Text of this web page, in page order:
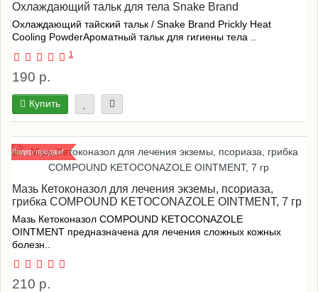
Охлаждающий тальк для тела Snake Brand
Охлаждающий тайский тальк / Snake Brand Prickly Heat
Cooling PowderАроматный тальк для гигиены тела ..
1
190 р.
Купить
Лидер продаж!
Мазь Кетоконазол для лечения экземы, псориаза,
грибка COMPOUND KETOCONAZOLE OINTMENT, 7 гр
Мазь Кетоконазол COMPOUND KETOCONAZOLE
OINTMENT предназначена для лечения сложных кожных
болезн..
210 р.